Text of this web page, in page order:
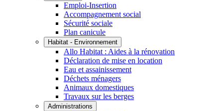
Emploi-Insertion
Accompagnement social
Sécurité sociale
Plan canicule
Habitat - Environnement
Allo Habitat : Aides à la rénovation
Déclaration de mise en location
Eau et assainissement
Déchets ménagers
Animaux domestiques
Travaux sur les berges
Administrations